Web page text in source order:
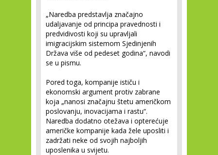
„Naredba predstavlja značajno
udaljavanje od principa pravednosti i
predvidivosti koji su upravljali
imigracijskim sistemom Sjedinjenih
Država više od pedeset godina“, navodi
se u pismu.
Pored toga, kompanije ističu i
ekonomski argument protiv zabrane
koja „nanosi značajnu štetu američkom
poslovanju, inovacijama i rastu“.
Naredba dodatno otežava i opterećuje
američke kompanije kada žele uposliti i
zadržati neke od svojih najboljih
uposlenika u svijetu.